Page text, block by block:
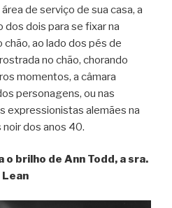
de serviço de sua casa, a
dois para se fixar na
chão, ao lado dos pés de
no chão, chorando
momentos, a câmara
personagens, ou nas
expressionistas alemães na
dos anos 40.
brilho de Ann Todd, a sra.
Lean